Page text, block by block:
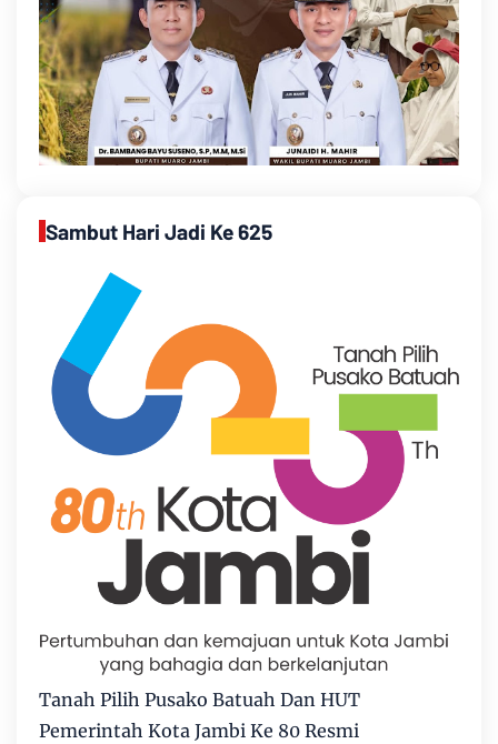
Sambut Hari Jadi Ke 625
Tanah Pilih Pusako Batuah Dan HUT
Pemerintah Kota Jambi Ke 80 Resmi